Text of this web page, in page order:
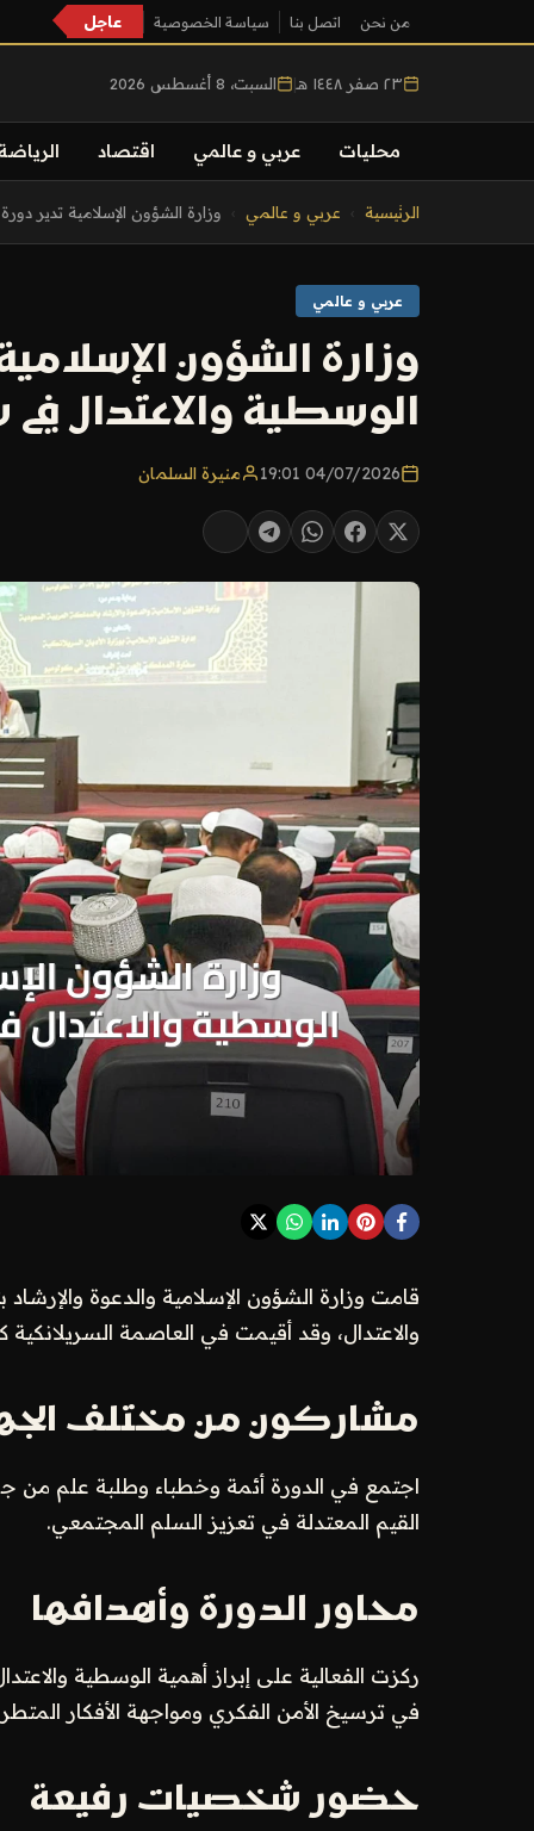
من نحن اتصل بنا سياسة الخصوصية عاجل
٢٣ صفر ١٤٤٨ هـ | السبت، 8 أغسطس 2026
محليات عربي و عالمي اقتصاد
الرئيسية عربي و عالمي وزارة الشؤون الإسلامية تدير
عربي و عالمي
وزارة الشؤون
الوسطية والاعتدال
04/07/2026 19:01 منيرة السلمان
قامت وزارة الشؤون الإسلامية والدعوة
والاعتدال، وقد أقيمت في العاصمة السريلانكية
مشاركون من مختلف
اجتمع في الدورة أئمة وخطباء وطلبة علم من
القيم المعتدلة في تعزيز السلم المجتمعي.
محاور الدورة وأهدافها
ركزت الفعالية على إبراز أهمية الوسطية
في ترسيخ الأمن الفكري ومواجهة الأفكار
حضور شخصيات رفيعة